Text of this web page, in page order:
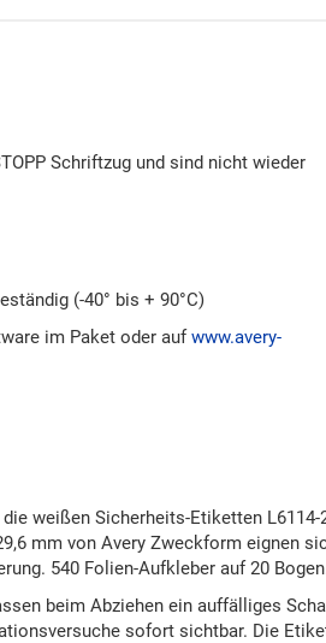
Schriftzug und sind nicht wieder
(-40° bis + 90°C)
im Paket oder aufwww.avery-
die weißen Sicherheits-Etiketten L6114-
mm von Avery Zweckform eignen
540 Folien-Aufkleber auf 20
beim Abziehen ein auffälliges
sofort sichtbar. Die